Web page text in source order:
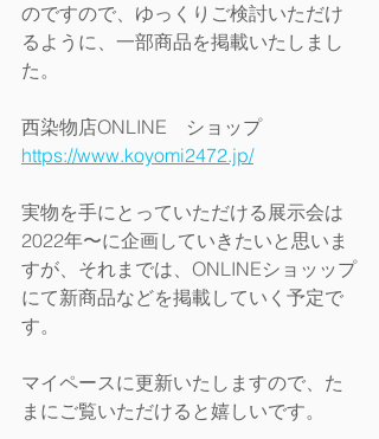
のですので、ゆっくりご検討いただけ
るように、一部商品を掲載いたしまし
た。
西染物店ONLINE　ショップ
https://www.koyomi2472.jp/
実物を手にとっていただける展示会は
2022年〜に企画していきたいと思いま
すが、それまでは、ONLINEショッップ
にて新商品などを掲載していく予定で
す。
マイペースに更新いたしますので、た
まにご覧いただけると嬉しいです。